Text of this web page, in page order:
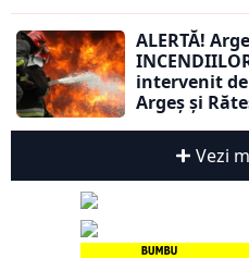
ALERTĂ!
intervenit de
Argeș și
Vezi